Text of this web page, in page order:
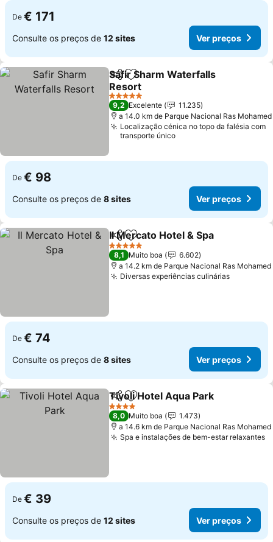
De € 171
Consulte os preços de 12 sites Ver preços
PartilharAdicionar aos favoritos
Safir Sharm Waterfalls
Resort
5 Estrelas
9,2 Excelente
11.235
a 14.0 km de Parque Nacional Ras Mohamed
Localização cénica no topo da falésia com
transporte único
De € 98
Consulte os preços de 8 sites Ver preços
PartilharAdicionar aos favoritos
Il Mercato Hotel & Spa
5 Estrelas
8,1 Muito boa
6.602
a 14.2 km de Parque Nacional Ras Mohamed
Diversas experiências culinárias
De € 74
Consulte os preços de 8 sites Ver preços
PartilharAdicionar aos favoritos
Tivoli Hotel Aqua Park
4 Estrelas
8,0 Muito boa
1.473
a 14.6 km de Parque Nacional Ras Mohamed
Spa e instalações de bem-estar relaxantes
De € 39
Consulte os preços de 12 sites Ver preços